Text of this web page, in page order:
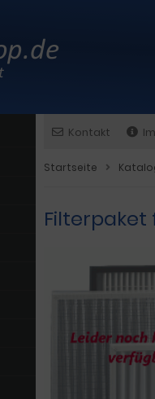
Kontakt
Startseite
Filterpaket